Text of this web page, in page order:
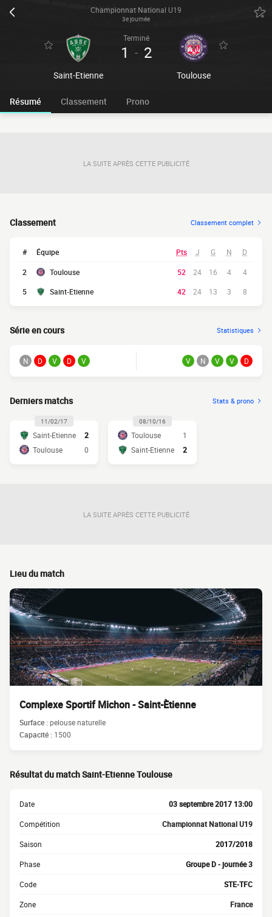
Championnat National U19
3e journée
Saint-Etienne
Terminé
1 - 2
Toulouse
Résumé Classement Prono
LA SUITE APRÈS CETTE PUBLICITÉ
Classement Classement complet
# Équipe Pts J G N D
2 Toulouse 52 24 16 4
4
5
Saint-Etienne 42 24 13 3 8
Série en cours Statistiques
N D V D V V N V V D
Derniers matchs Stats & prono
11/02/17
Saint-Etienne
2
Toulouse
0
08/10/16
Toulouse
1
Saint-Etienne
2
LA SUITE APRÈS CETTE PUBLICITÉ
Lieu du match
Complexe Sportif Michon - Saint-Ètienne
Surface :pelouse naturelle
Capacité : 1500
Résultat du match Saint-Etienne Toulouse
Date 03 septembre 2017 13:00
Compétition Championnat National U19
Saison 2017/2018
Phase Groupe D - journée 3
Code STE-TFC
Zone France